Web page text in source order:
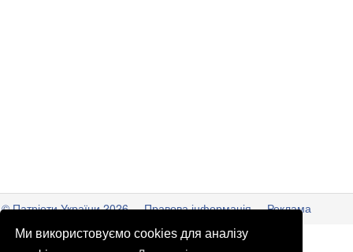
Ми використовуємо cookies для аналізу
© Патріоти України 2026 Правова інформація
Реклама
info@patrioty.org.ua